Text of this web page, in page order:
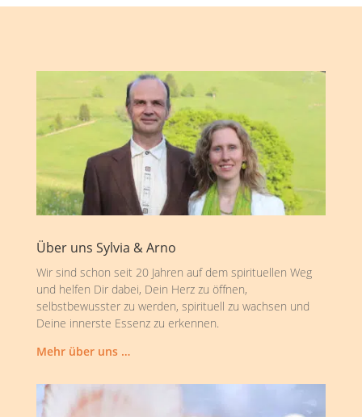
Über uns Sylvia & Arno
Wir sind schon seit 20 Jahren auf dem spirituellen Weg
und helfen Dir dabei, Dein Herz zu öffnen,
selbstbewusster zu werden, spirituell zu wachsen und
Deine innerste Essenz zu erkennen.
Mehr über uns …